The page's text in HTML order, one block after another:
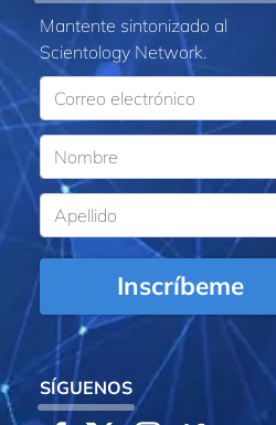
Mantente sintonizado al
Scientology Network.
Inscríbeme
SÍGUENOS